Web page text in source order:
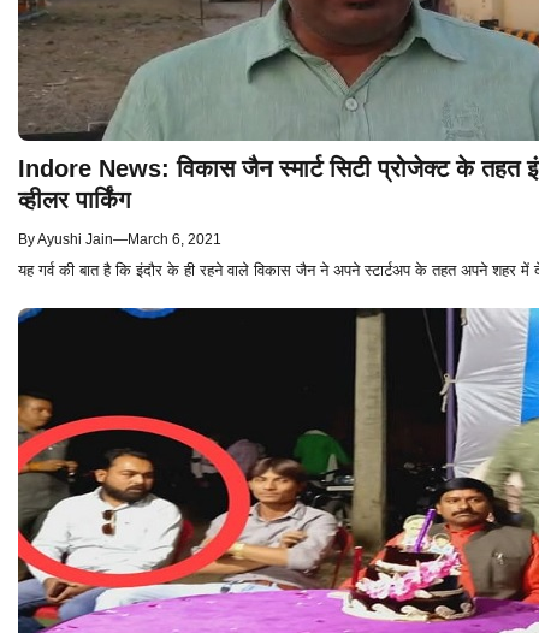
Indore News: विकास जैन स्मार्ट सिटी प्रोजेक्ट के तहत
व्हीलर पार्किंग
ByAyushi Jain—March 6, 2021
यह गर्व की बात है कि इंदौर के ही रहने वाले विकास जैन ने अपने स्टार्टअप के तहत अपने शहर में